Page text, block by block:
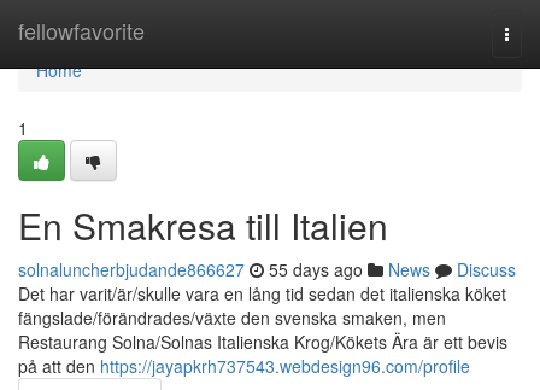
fellowfavorite
Home
Home
1
En Smakresa till Italien
solnaluncherbjudande866627 55 days ago News
Discuss
Det har varit/är/skulle vara en lång tid sedan det italienska köket
fängslade/förändrades/växte den svenska smaken, men
Restaurang Solna/Solnas Italienska Krog/Kökets Ära är ett bevis
på att den https://jayapkrh737543.webdesign96.com/profile